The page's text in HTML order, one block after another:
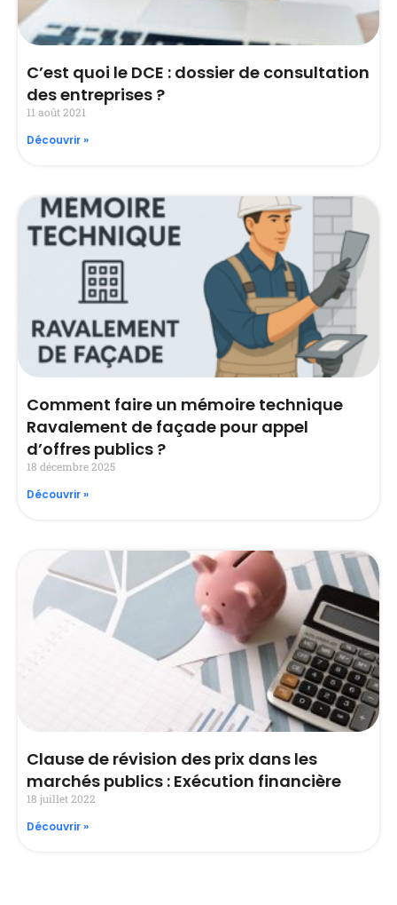
C’est quoi le DCE : dossier de consultation
des entreprises ?
11 août 2021
Découvrir »
Comment faire un mémoire technique
Ravalement de façade pour appel
d’offres publics ?
18 décembre 2025
Découvrir »
Clause de révision des prix dans les
marchés publics : Exécution financière
18 juillet 2022
Découvrir »